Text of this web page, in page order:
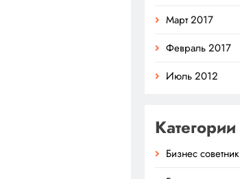
Март 2017
Февраль 2017
Июль 2012
Категории
Бизнес советник